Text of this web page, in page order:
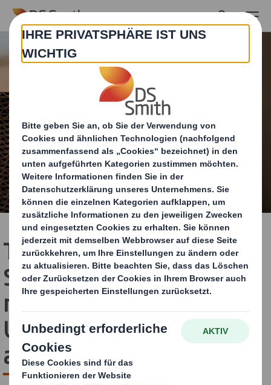
Skip to main content
Time Magazine nimmt DS
Smith in die Liste der
nachhaltigsten
Unternehmen der Welt
auf